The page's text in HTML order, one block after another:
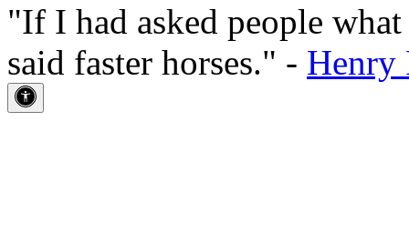
"If I had asked people
said faster horses." - Henry